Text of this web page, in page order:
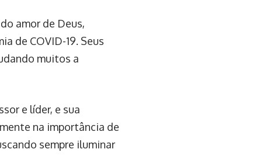
amor de Deus,
de COVID-19. Seus
muitos a
e líder, e sua
na importância de
sempre iluminar